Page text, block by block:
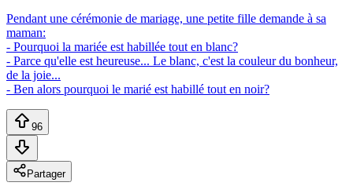
Pendant une cérémonie de mariage, une petite fille demande à sa
maman:
- Pourquoi la mariée est habillée tout en blanc?
- Parce qu'elle est heureuse... Le blanc, c'est la couleur du bonheur,
de la joie...
- Ben alors pourquoi le marié est habillé tout en noir?
96
Partager